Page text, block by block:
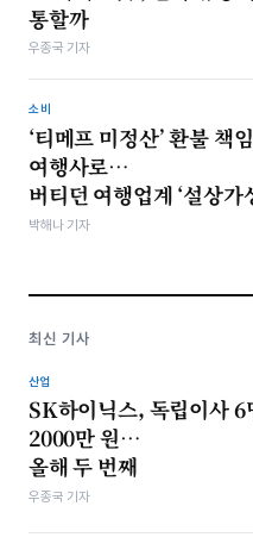
통할까
우종국 기자
소비
‘티메프 미정산’ 환불 책임
여행사로…
버티던 여행업계 ‘설상가
박해나 기자
최신 기사
산업
SK하이닉스, 독립이사 6
2000만 원…
올해 두 번째
우종국 기자